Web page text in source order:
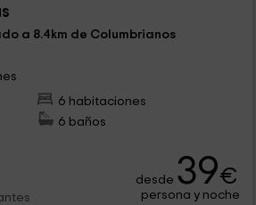
a 8.4km de Columbrianos
6 habitaciones
6 baños
desde 39€
persona y noche